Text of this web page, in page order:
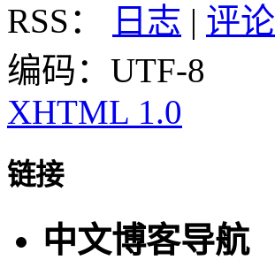
RSS：
日志 | 评论
编码：UTF-8
XHTML 1.0
链接
中文博客导航